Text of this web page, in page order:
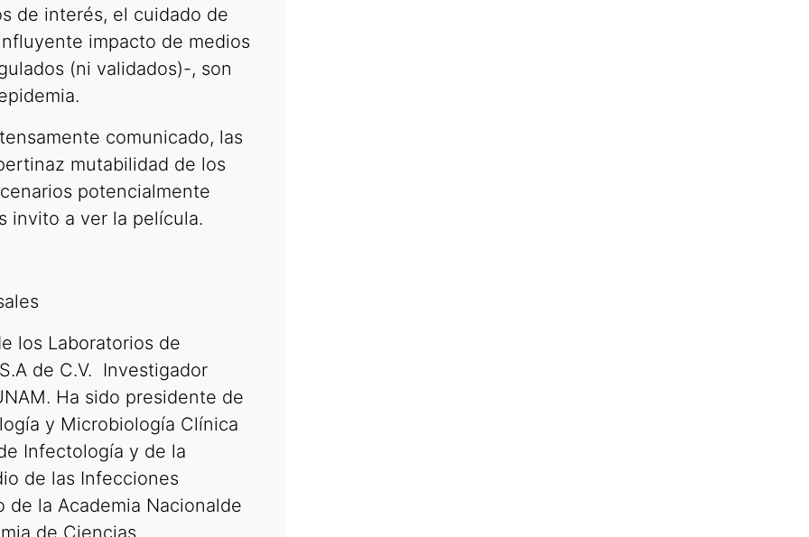
de interés, el cuidado de
impacto de medios
(ni validados)-, son
comunicado, las
mutabilidad de los
potencialmente
invito a ver la película.
los Laboratorios de
de C.V. Investigador
Ha sido presidente de
y Microbiología Clínica
Infectología y de la
de las Infecciones
de la Academia Nacionalde
de Ciencias.